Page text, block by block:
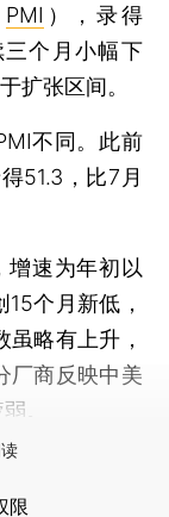
PMI ），录得
个月小幅下
扩张区间。
不同。此前
51.3，比7月
速为年初以
个月新低，
略有上升，
厂商反映中美
。
限